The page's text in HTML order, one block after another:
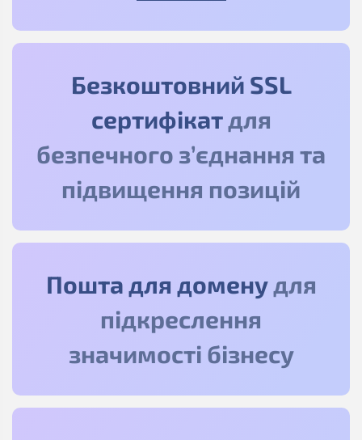
Безкоштовний SSL
сертифікатдля
безпечного з’єднання та
підвищення позицій
Пошта для доменудля
підкреслення
значимості бізнесу